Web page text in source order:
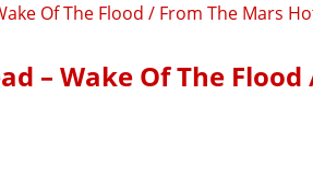
– Wake Of The